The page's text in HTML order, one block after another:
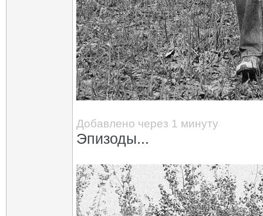
Добавлено через 1 минуту
Эпизоды...